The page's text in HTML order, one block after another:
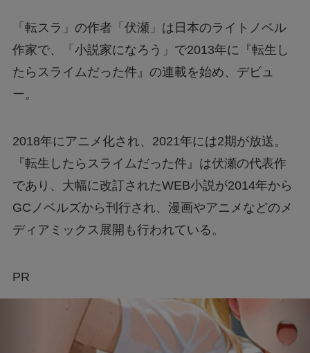
「転スラ」の作者「伏瀬」は日本のライトノベル
作家で、「小説家になろう」で2013年に『転生し
たらスライムだった件』の連載を始め、デビュ
ー。
2018年にアニメ化され、2021年には2期が放送。
『転生したらスライムだった件』は伏瀬の代表作
であり、大幅に改訂されたWEB小説が2014年から
GCノベルズから刊行され、漫画やアニメなどのメ
ディアミックス展開も行われている。
PR